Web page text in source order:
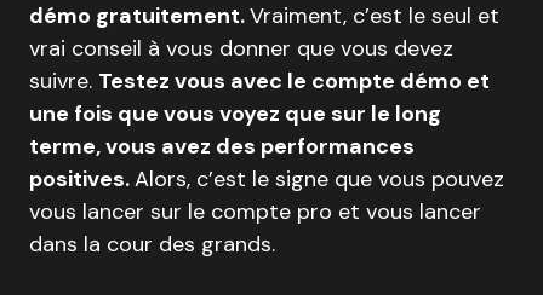
démo gratuitement.Vraiment, c’est le seul et
vrai conseil à vous donner que vous devez
suivre. Testez vous avec le compte démo et
une fois que vous voyez que sur le long
terme, vous avez des performances
positives.Alors, c’est le signe que vous pouvez
vous lancer sur le compte pro et vous lancer
dans la cour des grands.